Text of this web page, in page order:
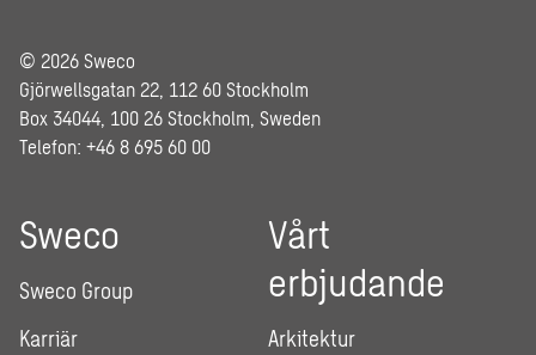
© 2026 Sweco
Gjörwellsgatan 22, 112 60 Stockholm
Box 34044, 100 26 Stockholm, Sweden
Telefon: +46 8 695 60 00
Sweco
Sweco Group
Karriär
Vårt
erbjudande
Arkitektur